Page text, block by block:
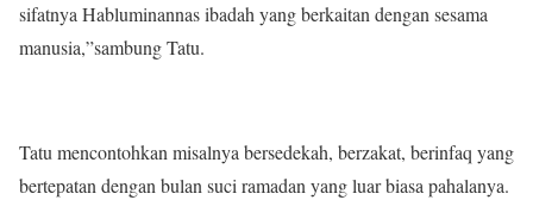
sifatnya Habluminannas ibadah yang berkaitan dengan sesama
manusia,”sambung Tatu.
Tatu mencontohkan misalnya bersedekah, berzakat, berinfaq yang
bertepatan dengan bulan suci ramadan yang luar biasa pahalanya.